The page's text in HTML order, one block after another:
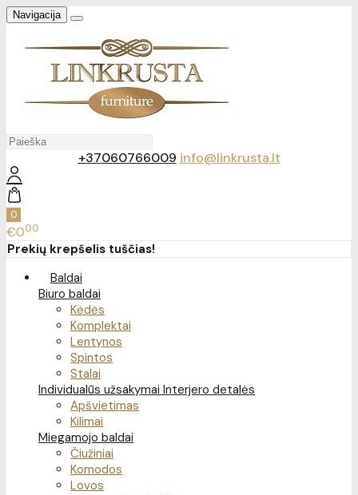
Navigacija
+37060766009 info@linkrusta.lt
0
€000
Prekių krepšelis tuščias!
Baldai
Biuro baldai
Kėdės
Komplektai
Lentynos
Spintos
Stalai
Individualūs užsakymai Interjero detalės
Apšvietimas
Kilimai
Miegamojo baldai
Čiužiniai
Komodos
Lovos